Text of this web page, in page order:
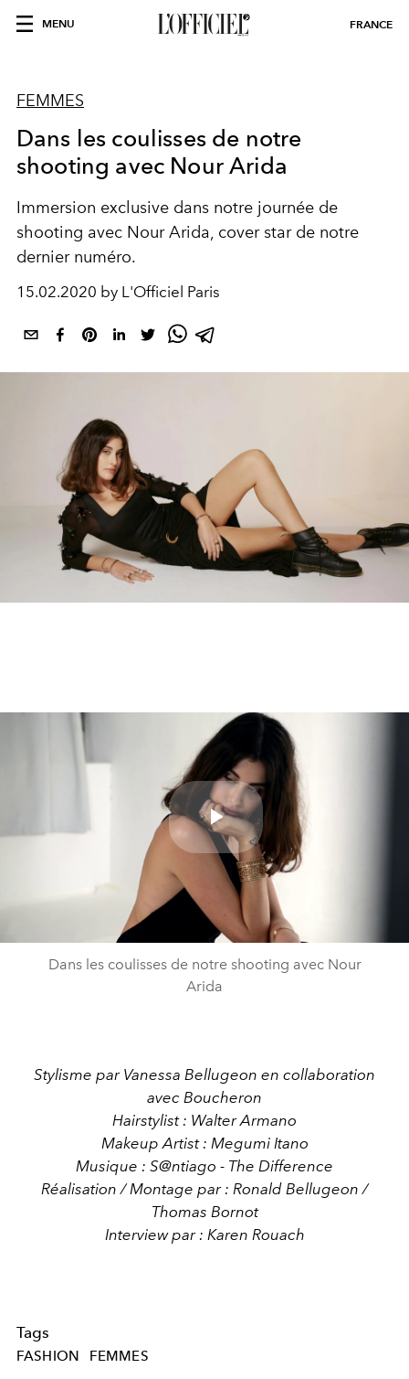
MENU FRANCE
FEMMES
Dans les coulisses de notre
shooting avec Nour Arida
Immersion exclusive dans notre journée de
shooting avec Nour Arida, cover star de notre
dernier numéro.
15.02.2020 by L'Officiel Paris
Play
Video
Dans les coulisses de notre shooting avec Nour
Arida
Stylisme par Vanessa Bellugeon en collaboration
avec Boucheron
Hairstylist : Walter Armano
Makeup Artist : Megumi Itano
Musique : S@ntiago - The Difference
Réalisation / Montage par : Ronald Bellugeon /
Thomas Bornot
Interview par : Karen Rouach
Tags
FASHION FEMMES